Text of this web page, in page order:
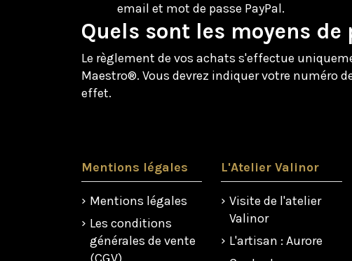
email et mot de passe PayPal.
Quels sont les moyens
Le règlement de vos achats s'effectue
Maestro®. Vous devrez indiquer votre numéro
effet.
Mentions légales
Mentions légales
Les conditions
générales de vente
L'Atelier Valinor
Visite de l'atelier
Valinor
L'artisan : Aurore